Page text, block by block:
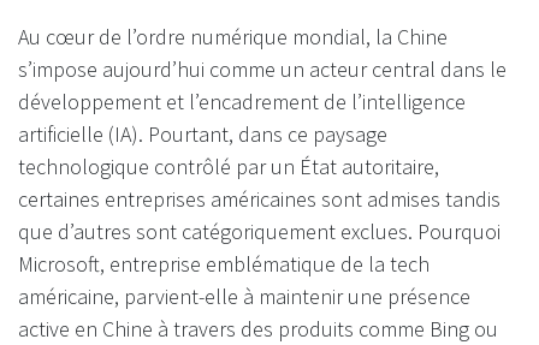
Au cœur de l’ordre numérique mondial, la Chine
s’impose aujourd’hui comme un acteur central dans le
développement et l’encadrement de l’intelligence
artificielle (IA). Pourtant, dans ce paysage
technologique contrôlé par un État autoritaire,
certaines entreprises américaines sont admises tandis
que d’autres sont catégoriquement exclues. Pourquoi
Microsoft, entreprise emblématique de la tech
américaine, parvient-elle à maintenir une présence
active en Chine à travers des produits comme Bing ou